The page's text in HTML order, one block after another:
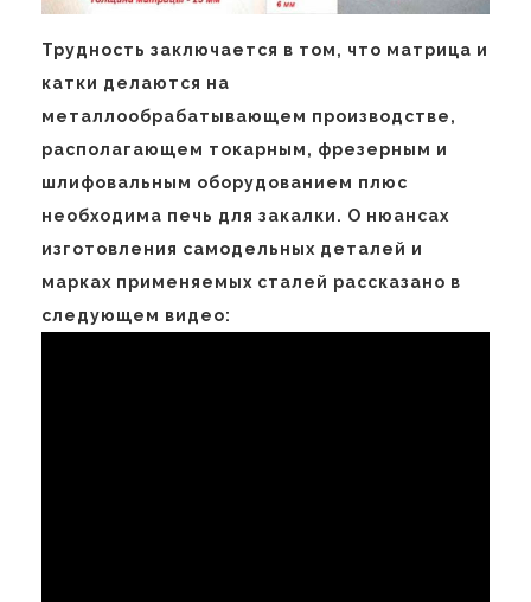
Трудность заключается в том, что матрица и
катки делаются на
металлообрабатывающем производстве,
располагающем токарным, фрезерным и
шлифовальным оборудованием плюс
необходима печь для закалки. О нюансах
изготовления самодельных деталей и
марках применяемых сталей рассказано в
следующем видео: